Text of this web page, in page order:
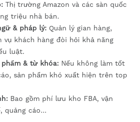
Thị trường Amazon và các sàn quốc
triệu nhà bán.
& pháp lý: Quản lý gian hàng,
vụ khách hàng đòi hỏi khả năng
luật.
& từ khóa: Nếu không làm tốt
sản phẩm khó xuất hiện trên top
Bao gồm phí lưu kho FBA, vận
quảng cáo…